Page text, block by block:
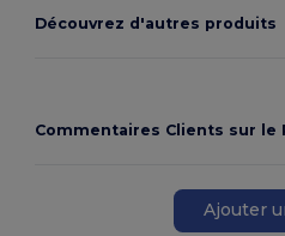
Découvrez d'autres produits
Commentaires Clients sur le
Ajouter